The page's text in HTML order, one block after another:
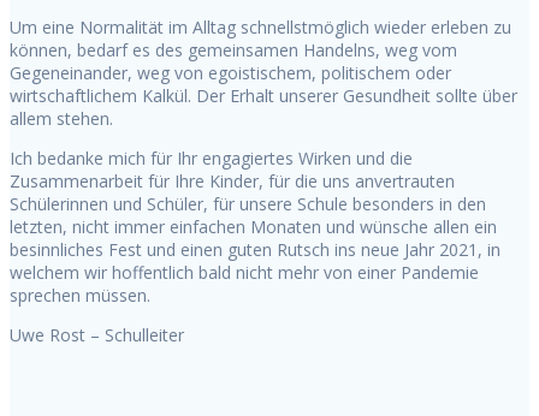
Um eine Normalität im Alltag schnellstmöglich wieder erleben zu
können, bedarf es des gemeinsamen Handelns, weg vom
Gegeneinander, weg von egoistischem, politischem oder
wirtschaftlichem Kalkül. Der Erhalt unserer Gesundheit sollte über
allem stehen.
Ich bedanke mich für Ihr engagiertes Wirken und die
Zusammenarbeit für Ihre Kinder, für die uns anvertrauten
Schülerinnen und Schüler, für unsere Schule besonders in den
letzten, nicht immer einfachen Monaten und wünsche allen ein
besinnliches Fest und einen guten Rutsch ins neue Jahr 2021, in
welchem wir hoffentlich bald nicht mehr von einer Pandemie
sprechen müssen.
Uwe Rost – Schulleiter